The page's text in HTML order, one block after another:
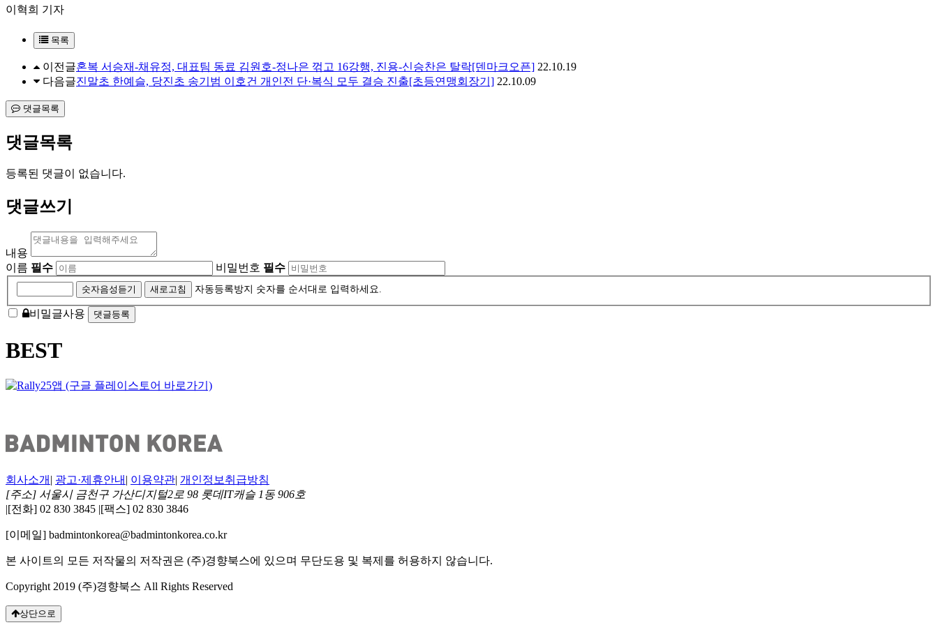
이혁희 기자
목록
이전글혼복 서승재-채유정, 대표팀 동료 김원호-정나은 꺾고 16강행, 진용-신승찬은 탈락[덴마크오픈] 22.10.19
다음글진말초 한예슬, 당진초 송기범 이호건 개인전 단·복식 모두 결승 진출[초등연맹회장기] 22.10.09
댓글목록
댓글목록
등록된 댓글이 없습니다.
댓글쓰기
내용
이름 필수 비밀번호 필수
등
방
지
숫자음성듣기 새로고침 자동등록방지 숫자를 순서대로 입력하세요.
비밀글사용
BEST
회사소개 | 광고·제휴안내 | 이용약관| 개인정보취급방침
[주소] 서울시 금천구 가산디지털2로 98 롯데IT캐슬 1동 906호
|[전화] 02 830 3845 |[팩스] 02 830 3846
[이메일] badmintonkorea@badmintonkorea.co.kr
본 사이트의 모든 저작물의 저작권은 (주)경향북스에 있으며 무단도용 및 복제를 허용하지 않습니다.
Copyright 2019 (주)경향북스 All Rights Reserved
상단으로